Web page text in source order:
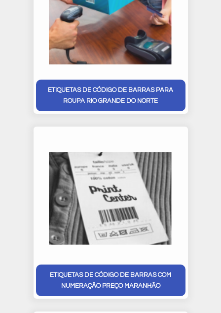
ETIQUETAS DE CÓDIGO DE BARRAS PARA
ROUPA RIO GRANDE DO NORTE
ETIQUETAS DE CÓDIGO DE BARRAS COM
NUMERAÇÃO PREÇO MARANHÃO